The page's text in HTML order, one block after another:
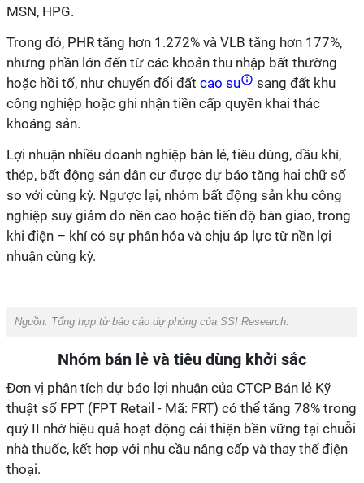
MSN, HPG.
Trong đó, PHR tăng hơn 1.272% và VLB tăng hơn 177%,
nhưng phần lớn đến từ các khoản thu nhập bất thường
hoặc hồi tố, như chuyển đổi đất cao su
sang đất khu
công nghiệp hoặc ghi nhận tiền cấp quyền khai thác
khoáng sản.
Lợi nhuận nhiều doanh nghiệp bán lẻ, tiêu dùng, dầu khí,
thép, bất động sản dân cư được dự báo tăng hai chữ số
so với cùng kỳ. Ngược lại, nhóm bất động sản khu công
nghiệp suy giảm do nền cao hoặc tiến độ bàn giao, trong
khi điện – khí có sự phân hóa và chịu áp lực từ nền lợi
nhuận cùng kỳ.
Nguồn: Tổng hợp từ báo cáo dự phóng của SSI Research.
Nhóm bán lẻ và tiêu dùng khởi sắc
Đơn vị phân tích dự báo lợi nhuận của CTCP Bán lẻ Kỹ
thuật số FPT (FPT Retail - Mã: FRT) có thể tăng 78% trong
quý II nhờ hiệu quả hoạt động cải thiện bền vững tại chuỗi
nhà thuốc, kết hợp với nhu cầu nâng cấp và thay thế điện
thoại.